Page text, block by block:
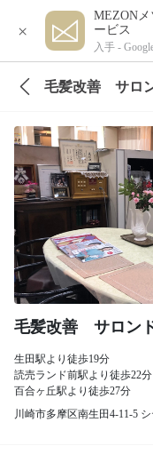
×
MEZON
ービス
入手 -
毛髪改善 サロ
毛髪改善 サロン
生田駅より徒歩19分
読売ランド前駅より徒歩22分
百合ヶ丘駅より徒歩27分
川崎市多摩区南生田4-11-5